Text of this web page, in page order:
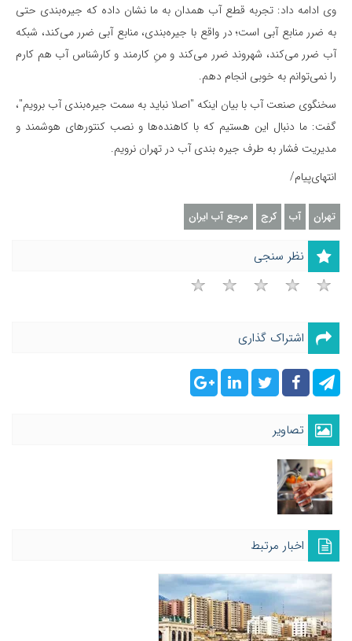
وی ادامه داد: تجربه قطع آب همدان به ما نشان داده که جیره‌بندی حتی
به ضرر منابع آبی است؛ در واقع با جیره‌بندی، منابع آبی ضرر می‌کند، شبکه
آب ضرر می‌کند، شهروند ضرر می‌کند و منِ کارمند و کارشناس آب هم کارم
را نمی‌توانم به خوبی انجام دهم.
سخنگوی صنعت آب با بیان اینکه "اصلا نباید به سمت جیره‌بندی آب برویم"،
گفت: ما دنبال این هستیم که با کاهنده‌ها و نصب کنتورهای هوشمند و
مدیریت فشار به طرف جیره بندی آب در تهران نرویم.
انتهای‌پیام/
تهران آب کرج مرجع آب ایران
نظر سنجی
اشتراک گذاری
تصاویر
اخبار مرتبط